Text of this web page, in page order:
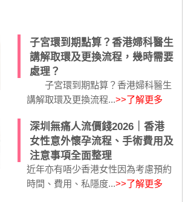
子宮環到期點算？香港婦科醫生
講解取環及更換流程，幾時需要
處理？
子宮環到期點算？香港婦科醫生
講解取環及更換流程...>>了解更多
深圳無痛人流價錢2026｜香港
女性意外懷孕流程、手術費用及
注意事項全面整理
近年亦有唔少香港女性因為考慮預約
時間、費用、私隱度...>>了解更多